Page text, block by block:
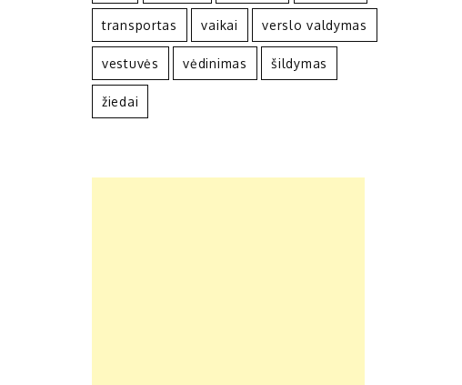
transportas vaikai verslo valdymas
vestuvės vėdinimas šildymas
žiedai